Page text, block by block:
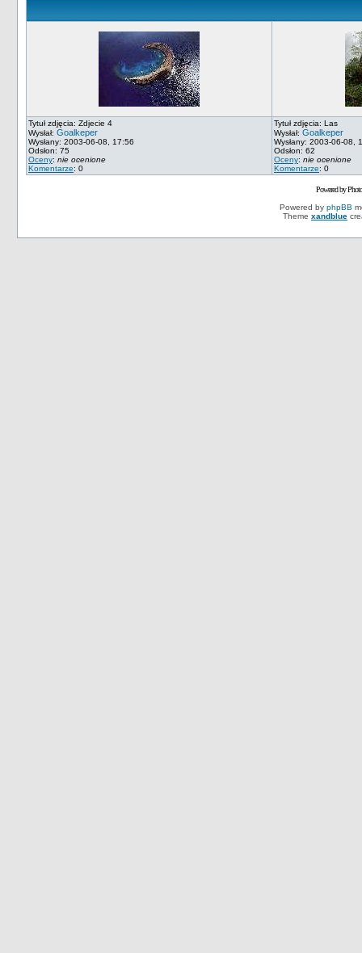
Tytuł zdjęcia: Zdjecie 4
Wysłał: Goalkeper
Wysłany: 2003-06-08, 17:56
Odsłon: 75
Oceny: nie ocenione
Komentarze: 0
Tytuł zdjęcia: Las
Wysłał: Goalkeper
Wysłany: 2003-06-08,
Odsłon: 62
Oceny: nie ocenione
Komentarze: 0
Powered by
Powered by phpBB
Theme xandblue